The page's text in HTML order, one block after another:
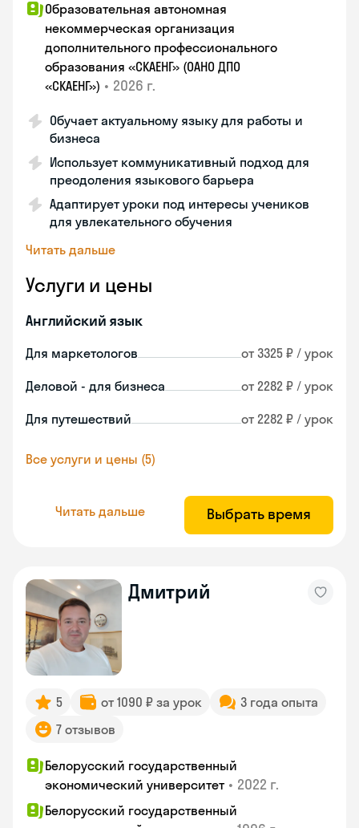
Образовательная автономная
некоммерческая организация
дополнительного профессионального
образования «СКАЕНГ» (ОАНО ДПО
«СКАЕНГ») • 2026 г.
Обучает актуальному языку для работы и
бизнеса
Использует коммуникативный подход для
преодоления языкового барьера
Адаптирует уроки под интересы учеников
для увлекательного обучения
Читать дальше
Услуги и цены
Английский язык
Для маркетологов от 3325 ₽ / урок
Деловой - для бизнеса от 2282 ₽ / урок
Для путешествий от 2282 ₽ / урок
Все услуги и цены (5)
Читать дальше Выбрать время
Дмитрий
5 от 1090 ₽ за урок
3 года опыта
7 отзывов
Белорусский государственный
экономический университет • 2022 г.
Белорусский государственный